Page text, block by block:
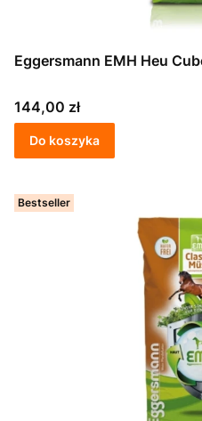
Eggersmann EMH Heu
Cena
144,00 zł
Do koszyka
Bestseller